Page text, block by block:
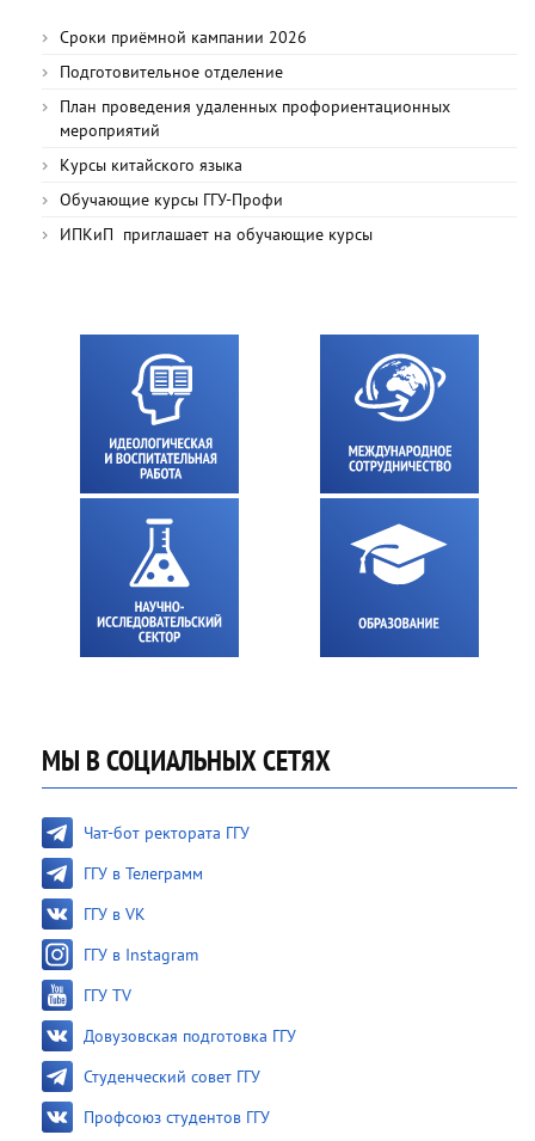
Сроки приёмной кампании 2026
Подготовительное отделение
План проведения удаленных профориентационных
мероприятий
Курсы китайского языка
Обучающие курсы ГГУ-Профи
ИПКиП приглашает на обучающие курсы
МЫ В СОЦИАЛЬНЫХ СЕТЯХ
Чат-бот ректората ГГУ
ГГУ в Телеграмм
ГГУ в VK
ГГУ в Instagram
ГГУ TV
Довузовская подготовка ГГУ
Студенческий совет ГГУ
Профсоюз студентов ГГУ